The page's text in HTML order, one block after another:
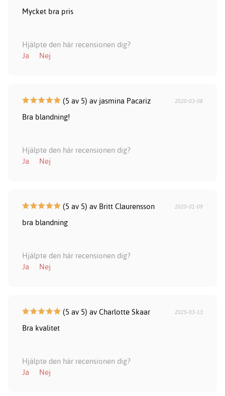
Mycket bra pris
Hjälpte den här recensionen dig?
Ja
Nej
(5 av 5) av jasmina Pacariz 2020-03-08
Bra blandning!
Hjälpte den här recensionen dig?
Ja
Nej
(5 av 5) av Britt Claurensson 2020-01-09
bra blandning
Hjälpte den här recensionen dig?
Ja
Nej
(5 av 5) av Charlotte Skaar 2025-03-13
Bra kvalitet
Hjälpte den här recensionen dig?
Ja
Nej